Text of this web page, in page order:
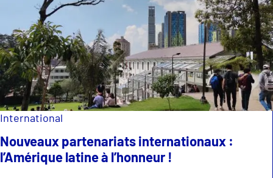
International
Nouveaux partenariats internationaux :
l’Amérique latine à l’honneur !